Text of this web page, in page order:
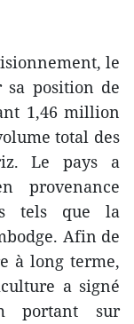
le
position de
1,46 million
total des
Le pays a
provenance
tels que la
Afin de
à long terme,
a signé
portant sur